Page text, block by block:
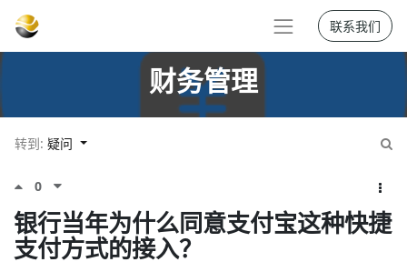
联系我们
财务管理
转到: 疑问
0
银行当年为什么同意支付宝这种快捷
支付方式的接入？